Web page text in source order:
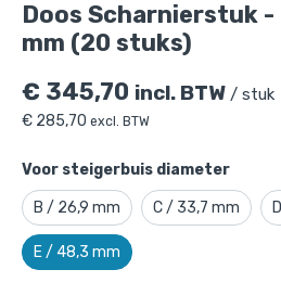
Doos Scharnierstuk
mm (20 stuks)
€ 345,70 incl. BTW / stuk
€ 285,70 excl. BTW
Voor steigerbuis diameter
B / 26,9 mm C / 33,7 mm
E / 48,3 mm
Doos Scharnierstuk -
mm (20 stuks)
Gekozen aantal: x